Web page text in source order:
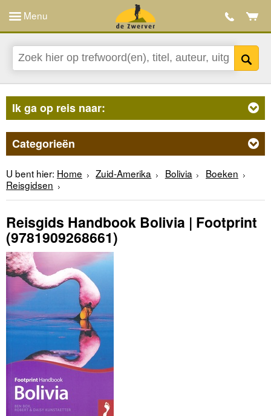
Menu
Ik ga op reis naar:
Categorieën
U bent hier: Home Zuid-Amerika Bolivia
Boeken
Reisgidsen
Reisgids Handbook Bolivia | Footprint
(9781909268661)